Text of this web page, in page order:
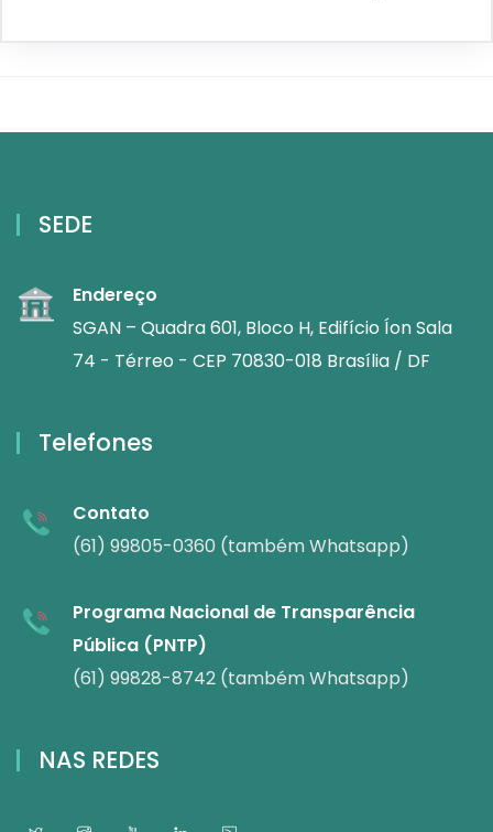
SEDE
Endereço
SGAN – Quadra 601, Bloco H, Edifício Íon Sala
74 - Térreo - CEP 70830-018 Brasília / DF
Telefones
Contato
(61) 99805-0360 (também Whatsapp)
Programa Nacional de Transparência
Pública (PNTP)
(61) 99828-8742 (também Whatsapp)
NAS REDES